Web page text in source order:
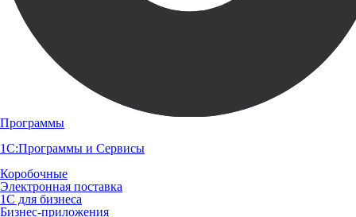
Программы
1С:Программы и Сервисы
Коробочные
Электронная поставка
1С для бизнеса
Бизнес-приложения